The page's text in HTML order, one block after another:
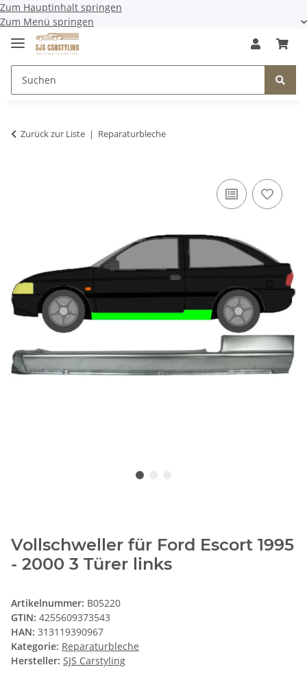
Zum Hauptinhalt springen
Zum Menü springen
Zurück zur Liste Reparaturbleche
Vollschweller für Ford Escort 1995
- 2000 3 Türer links
Artikelnummer: B05220
GTIN: 4255609373543
HAN: 313119390967
Kategorie: Reparaturbleche
Hersteller: SJS Carstyling